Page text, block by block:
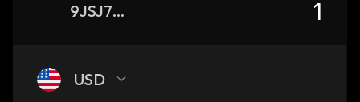
9JSJ7amXDf1TzMM1QsZp4M3bK3sG1Uu1cZ1R4RTUeV9f_solana
USD